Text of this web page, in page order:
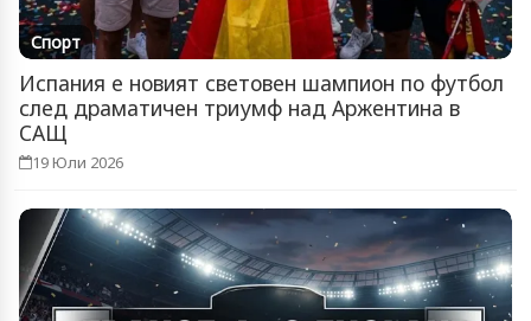
Спорт
Испания е новият световен шампион по футбол
след драматичен триумф над Аржентина в
САЩ
19 Юли 2026